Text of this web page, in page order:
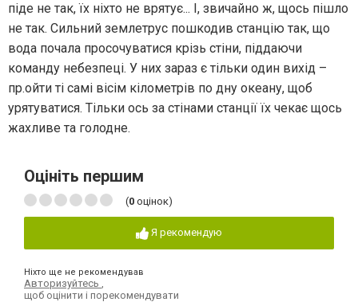
піде не так, їх ніхто не врятує... І, звичайно ж, щось пішло
не так. Сильний землетрус пошкодив станцію так, що
вода почала просочуватися крізь стіни, піддаючи
команду небезпеці. У них зараз є тільки один вихід –
пр.ойти ті самі вісім кілометрів по дну океану, щоб
урятуватися. Тільки ось за стінами станції їх чекає щось
жахливе та голодне.
Оцініть першим
(0 оцінок)
Я рекомендую
Ніхто ще не рекомендував
Авторизуйтесь
щоб оцінити і порекомендувати